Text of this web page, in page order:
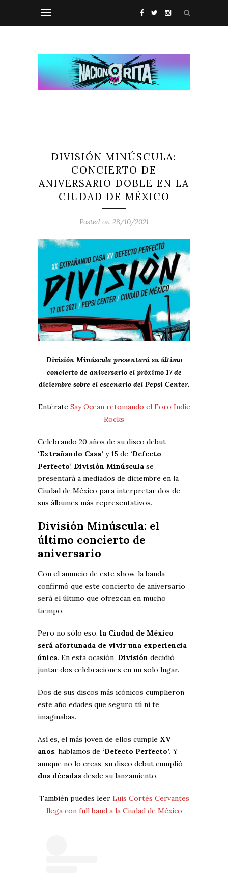
DIVISIÓN MINÚSCULA:
CONCIERTO DE
ANIVERSARIO DOBLE EN LA
CIUDAD DE MÉXICO
Posted on 28/10/2021
División Minúscula presentará su último
concierto de aniversario el próximo 17 de
diciembre sobre el escenario del Pepsi Center.
Entérate Say Ocean retomando el Foro Indie
Rocks
Celebrando 20 años de su disco debut
‘Extrañando Casa’ y 15 de ‘Defecto
Perfecto‘. División Minúscula se
presentará a mediados de diciembre en la
Ciudad de México para interpretar dos de
sus álbumes más representativos.
División Minúscula: el
último concierto de
aniversario
Con el anuncio de este show, la banda
confirmó que este concierto de aniversario
será el último que ofrezcan en mucho
tiempo.
Pero no sólo eso, la Ciudad de México
será afortunada de vivir una experiencia
única. En esta ocasión, División decidió
juntar dos celebraciones en un solo lugar.
Dos de sus discos más icónicos cumplieron
este año edades que seguro tú ni te
imaginabas.
Así es, el más joven de ellos cumple XV
años, hablamos de ‘Defecto Perfecto’.Y
aunque no lo creas, su disco debut cumplió
dos décadas desde su lanzamiento.
También puedes leer Luis Cortés Cervantes
llega con full band a la Ciudad de México